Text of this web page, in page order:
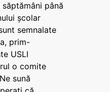
până
școlar
semnalate
prim-
USLI
o comite
sună